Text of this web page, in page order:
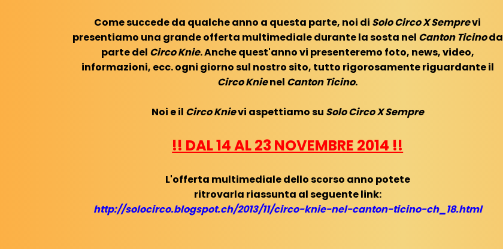
Come succede da qualche anno a questa parte, noi di Solo Circo X Semprevi
presentiamo una grande offerta multimediale durante la sosta nel Canton Ticinoda
parte del Circo Knie. Anche quest'anno vi presenteremo foto, news, video,
informazioni, ecc. ogni giorno sul nostro sito, tutto rigorosamente riguardante il
Circo Knienel Canton Ticino.
Noi e il Circo Knievi aspettiamo su Solo Circo X Sempre
!! DAL 14 AL 23 NOVEMBRE 2014 !!
L'offerta multimediale dello scorso anno potete
ritrovarla riassunta al seguente link:
http://solocirco.blogspot.ch/2013/11/circo-knie-nel-canton-ticino-ch_18.html